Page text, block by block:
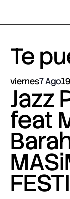
Te
viernes7 Ago
Jazz
feat